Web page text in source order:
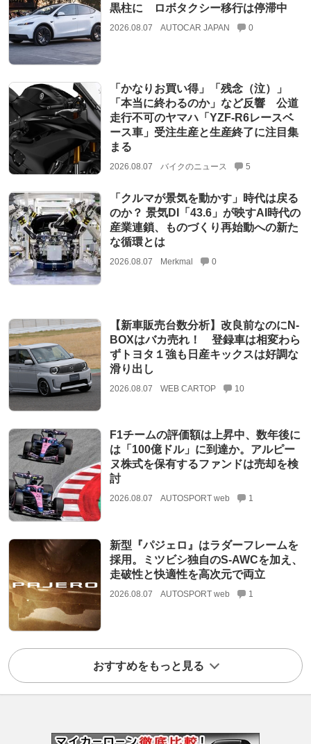
黒柱に ロボタクシー移行は停滞中
2026.08.07 AUTOCAR JAPAN 0
「かなりお買い得」「残念（泣）」
「本当に終わるのか」など反響 公道
走行不可のヤマハ「YZF-R6レースベ
ース車」受注生産と生産終了に注目集
まる
2026.08.07 バイクのニュース 5
「クルマが景気を動かす」時代は戻る
のか？ 景気DI「43.6」が映すAI時代の
産業連鎖、ものづくり再始動への新た
な循環とは
2026.08.07 Merkmal 0
【新車販売台数分析】改良前なのにN-
BOXはバカ売れ！ 登録車は相変わら
ずトヨタ１強も日産キックスは好調な
滑り出し
2026.08.07 WEB CARTOP 10
F1チームの評価額は上昇中、数年後に
は「100億ドル」に到達か。アルピー
ヌ株式を保有するファンドは売却を検
討
2026.08.07 AUTOSPORT web 1
新型『パジェロ』はラダーフレームを
採用。ミツビシ独自のS-AWCを加え、
走破性と快適性を高次元で両立
2026.08.07 AUTOSPORT web 1
おすすめをもっと見る